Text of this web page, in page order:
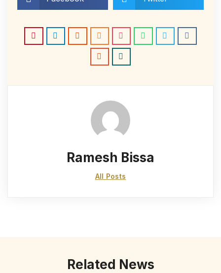
Ramesh Bissa
All Posts
Related News